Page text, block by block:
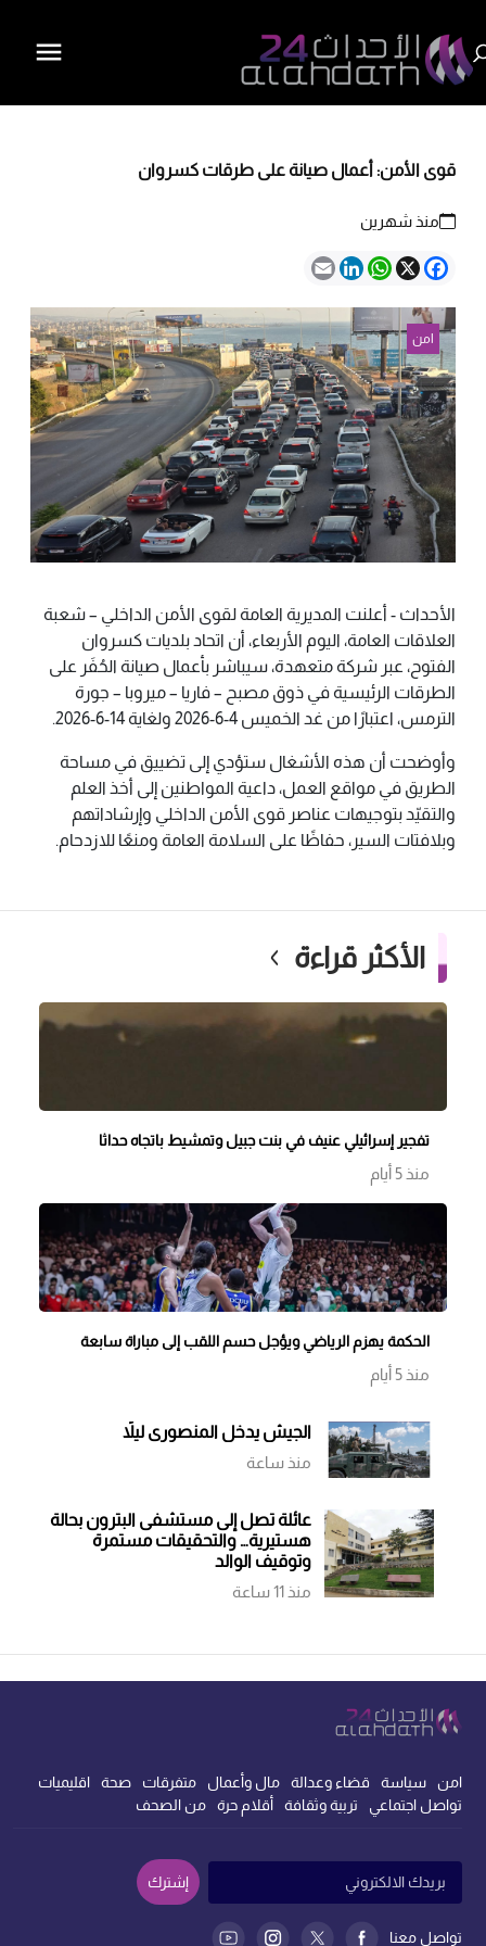
قوى الأمن: أعمال صيانة على طرقات كسروان
منذ شهرين
Facebook
X
WhatsApp
LinkedIn
Email
امن
الأحداث - أعلنت المديرية العامة لقوى الأمن الداخلي – شعبة
العلاقات العامة، اليوم الأربعاء، أن اتحاد بلديات كسروان
الفتوح، عبر شركة متعهدة، سيباشر بأعمال صيانة الحُفَر على
الطرقات الرئيسية في ذوق مصبح – فاريا – ميروبا – جورة
الترمس، اعتبارًا من غد الخميس 4-6-2026 ولغاية 14-6-2026.
وأوضحت أن هذه الأشغال ستؤدي إلى تضييق في مساحة
الطريق في مواقع العمل، داعية المواطنين إلى أخذ العلم
والتقيّد بتوجيهات عناصر قوى الأمن الداخلي وإرشاداتهم
وبلافتات السير، حفاظًا على السلامة العامة ومنعًا للازدحام.
الأكثر قراءة
تفجير إسرائيلي عنيف في بنت جبيل وتمشيط باتجاه حداثا
منذ 5 أيام
الحكمة يهزم الرياضي ويؤجل حسم اللقب إلى مباراة سابعة
منذ 5 أيام
الجيش يدخل المنصوري ليلاً
منذ ساعة
عائلة تصل إلى مستشفى البترون بحالة
هستيرية… والتحقيقات مستمرة
وتوقيف الوالد
منذ 11 ساعة
امن سياسة قضاء وعدالة مال وأعمال متفرقات صحة
اقليميات
تواصل اجتماعي
تربية وثقافة أقلام حرة من الصحف
تواصل معنا
إشترك